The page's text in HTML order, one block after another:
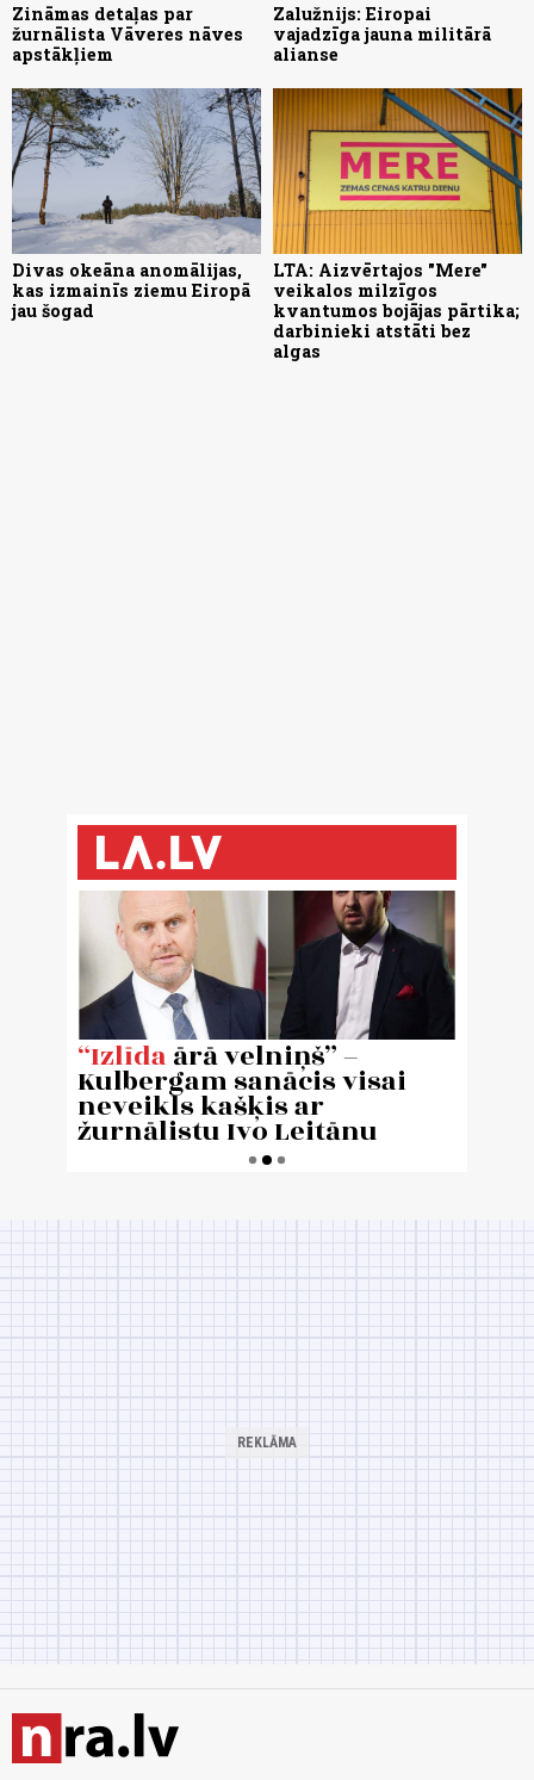
Zināmas detaļas par
žurnālista Vāveres nāves
apstākļiem
Zalužnijs: Eiropai
vajadzīga jauna militārā
alianse
Divas okeāna anomālijas,
kas izmainīs ziemu Eiropā
jau šogad
LTA: Aizvērtajos "Mere"
veikalos milzīgos
kvantumos bojājas pārtika;
darbinieki atstāti bez
algas